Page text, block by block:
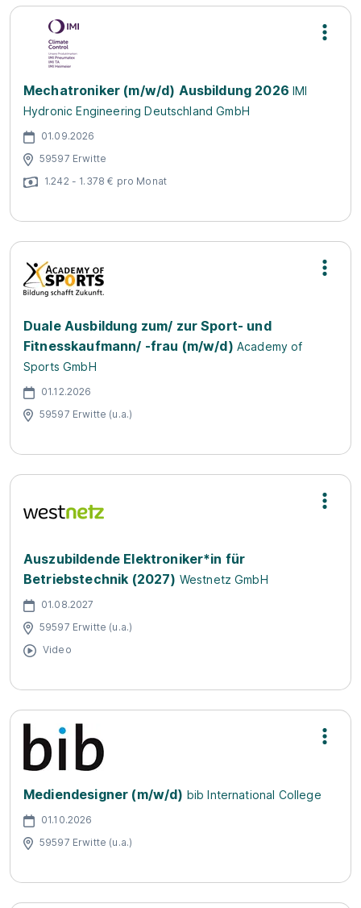
Mechatroniker (m/w/d) Ausbildung 2026 IMI
Hydronic Engineering Deutschland GmbH
01.09.2026
59597 Erwitte
1.242 - 1.378 € pro Monat
Duale Ausbildung zum/ zur Sport- und
Fitnesskaufmann/ -frau (m/w/d) Academy of
Sports GmbH
01.12.2026
59597 Erwitte (u.a.)
Auszubildende Elektroniker*in für
Betriebstechnik (2027) Westnetz GmbH
01.08.2027
59597 Erwitte (u.a.)
Video
Mediendesigner (m/w/d) bib International College
01.10.2026
59597 Erwitte (u.a.)